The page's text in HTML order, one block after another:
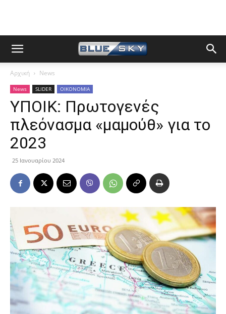
Αρχική News
News SLIDER ΟΙΚΟΝΟΜΙΑ
ΥΠΟΙΚ: Πρωτογενές
πλεόνασμα «μαμούθ» για το
2023
25 Ιανουαρίου 2024